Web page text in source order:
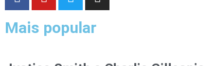
Mais popular